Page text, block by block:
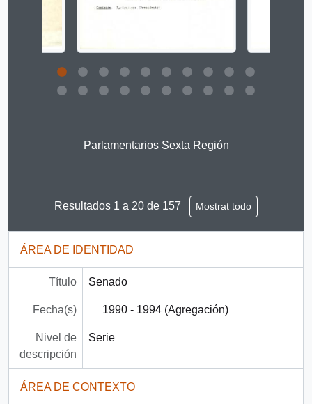
Parlamentarios Sexta Región
Resultados 1 a 20 de 157 Mostrat todo
ÁREA DE IDENTIDAD
Título Senado
Fecha(s) 1990 - 1994 (Agregación)
Nivel de
descripción
Serie
ÁREA DE CONTEXTO